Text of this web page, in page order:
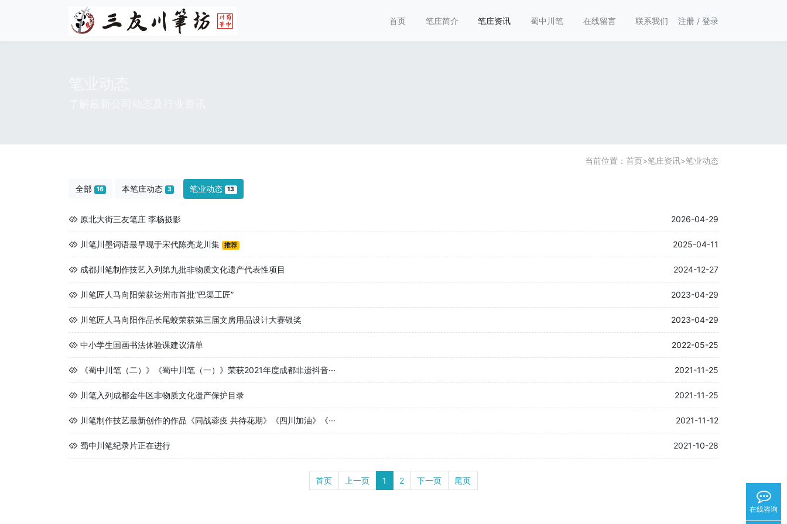
首页 笔庄简介 笔庄资讯 蜀中川笔 在线留言 联系我们 注册 / 登录
当前位置： 首页>笔庄资讯>笔业动态
全部 16 本笔庄动态 3 笔业动态 13
原北大街三友笔庄 李杨摄影 2026-04-29
川笔川墨词语最早现于宋代陈亮龙川集 推荐 2025-04-11
成都川笔制作技艺入列第九批非物质文化遗产代表性项目 2024-12-27
川笔匠人马向阳荣获达州市首批“巴渠工匠” 2023-04-29
川笔匠人马向阳作品长尾蛟荣获第三届文房用品设计大赛银奖 2023-04-29
中小学生国画书法体验课建议清单 2022-05-25
《蜀中川笔（二）》《蜀中川笔（一）》荣获2021年度成都非遗抖音··· 2021-11-25
川笔入列成都金牛区非物质文化遗产保护目录 2021-11-25
川笔制作技艺最新创作的作品《同战蓉疫 共待花期》《四川加油》《··· 2021-11-12
蜀中川笔纪录片正在进行 2021-10-28
首页 上一页 1 2 下一页 尾页
在线咨询